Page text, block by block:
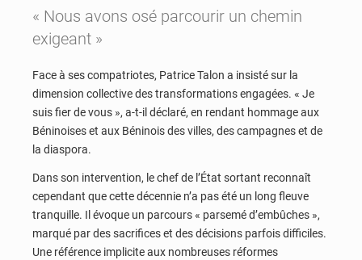
« Nous avons osé parcourir un chemin
exigeant »
Face à ses compatriotes, Patrice Talon a insisté sur la
dimension collective des transformations engagées. « Je
suis fier de vous », a-t-il déclaré, en rendant hommage aux
Béninoises et aux Béninois des villes, des campagnes et de
la diaspora.
Dans son intervention, le chef de l’État sortant reconnaît
cependant que cette décennie n’a pas été un long fleuve
tranquille. Il évoque un parcours « parsemé d’embûches »,
marqué par des sacrifices et des décisions parfois difficiles.
Une référence implicite aux nombreuses réformes